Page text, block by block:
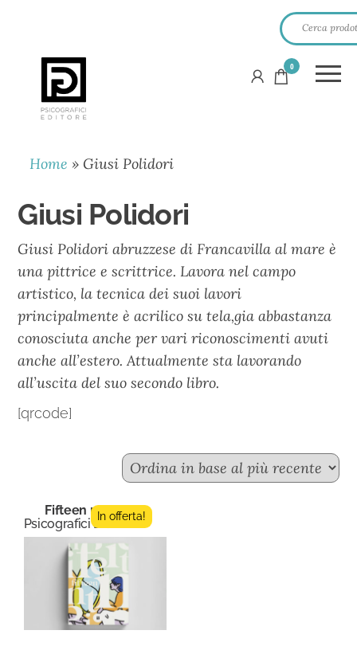
PSICOGRAFICI
EDITORE
0
Home » Giusi Polidori
Giusi Polidori
Giusi Polidori abruzzese di Francavilla al mare è
una pittrice e scrittrice. Lavora nel campo
artistico, la tecnica dei suoi lavori
principalmente è acrilico su tela,gia abbastanza
conosciuta anche per vari riconoscimenti avuti
anche all’estero. Attualmente sta lavorando
all’uscita del suo secondo libro.
[qrcode]
Fifteen n.10
Psicografici Editore
In offerta!